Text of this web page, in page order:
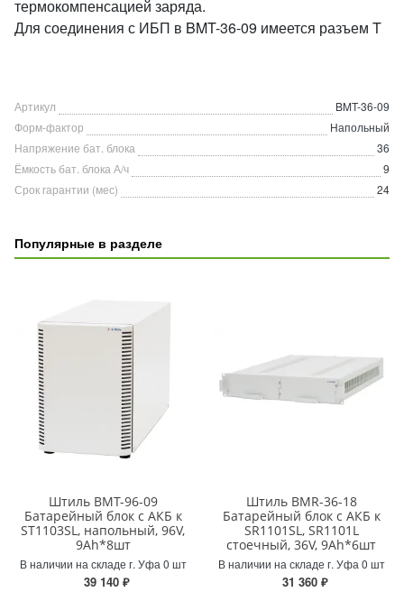
термокомпенсацией заряда.
Для соединения с ИБП в BMT-36-09 имеется разъем T
Артикул
BMT-36-09
Форм-фактор
Напольный
Напряжение бат. блока
36
Ёмкость бат. блока А/ч
9
Срок гарантии (мес)
24
Популярные в разделе
Штиль BMT-96-09
Батарейный блок с АКБ к
ST1103SL, напольный, 96V,
9Ah*8шт
В наличии на складе г. Уфа 0 шт
39 140 ₽
Штиль BMR-36-18
Батарейный блок с АКБ к
SR1101SL, SR1101L
стоечный, 36V, 9Ah*6шт
В наличии на складе г. Уфа 0 шт
31 360 ₽